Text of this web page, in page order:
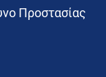
Προστασίας